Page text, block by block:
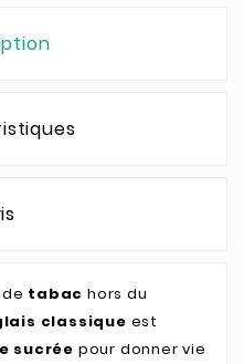
tabac hors du
classique est
sucrée pour donner vie